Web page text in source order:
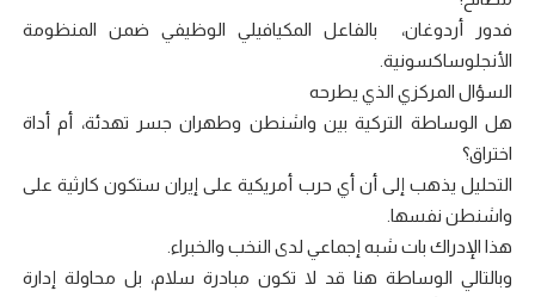
فدور أردوغان، بالفاعل المكيافيلي الوظيفي ضمن المنظومة
الأنجلوساكسونية.
السؤال المركزي الذي يطرحه
هل الوساطة التركية بين واشنطن وطهران جسر تهدئة، أم أداة
اختراق؟
التحليل يذهب إلى أن أي حرب أمريكية على إيران ستكون كارثية على
واشنطن نفسها.
هذا الإدراك بات شبه إجماعي لدى النخب والخبراء.
وبالتالي الوساطة هنا قد لا تكون مبادرة سلام، بل محاولة إدارة